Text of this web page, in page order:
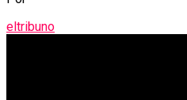
eltribuno